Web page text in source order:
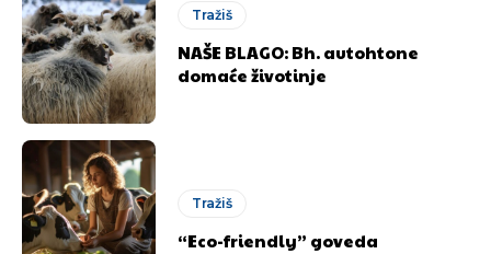
Tražiš
NAŠE BLAGO: Bh. autohtone
domaće životinje
Tražiš
“Eco-friendly” goveda